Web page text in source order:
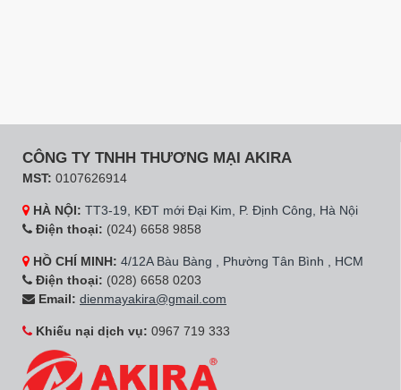
CÔNG TY TNHH THƯƠNG MẠI AKIRA
MST: 0107626914
HÀ NỘI: TT3-19, KĐT mới Đại Kim, P. Định Công, Hà Nội
Điện thoại: (024) 6658 9858
HỒ CHÍ MINH: 4/12A Bàu Bàng , Phường Tân Bình , HCM
Điện thoại: (028) 6658 0203
Email: dienmayakira@gmail.com
Khiếu nại dịch vụ: 0967 719 333